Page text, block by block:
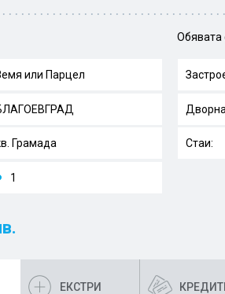
Обявата
или Парцел
Грамада
1
Стаи:
ЕКСТРИ